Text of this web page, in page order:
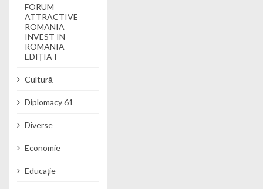
FORUM
ATTRACTIVE
ROMANIA
INVEST IN
ROMANIA
EDIȚIA I
Cultură
Diplomacy 61
Diverse
Economie
Educație